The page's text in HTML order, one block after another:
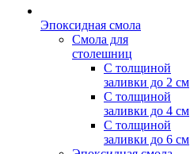
Эпоксидная смола
Смола для
столешниц
С толщиной
заливки до 2 см
С толщиной
заливки до 4 см
С толщиной
заливки до 6 см